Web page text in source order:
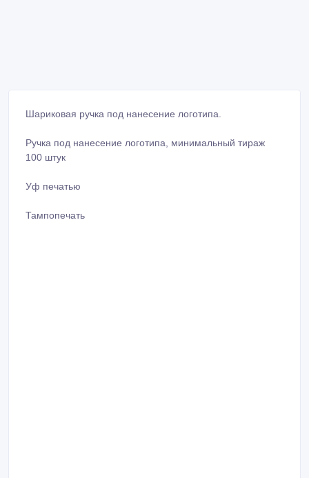
Шариковая ручка под нанесение логотипа.
Ручка под нанесение логотипа, минимальный тираж
100 штук
Уф печатью
Тампопечать